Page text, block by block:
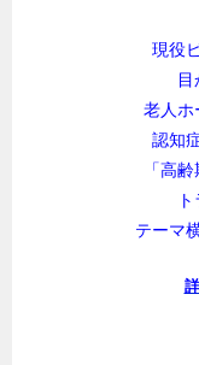
現役
目
老人ホ
認知
「高
テーマ